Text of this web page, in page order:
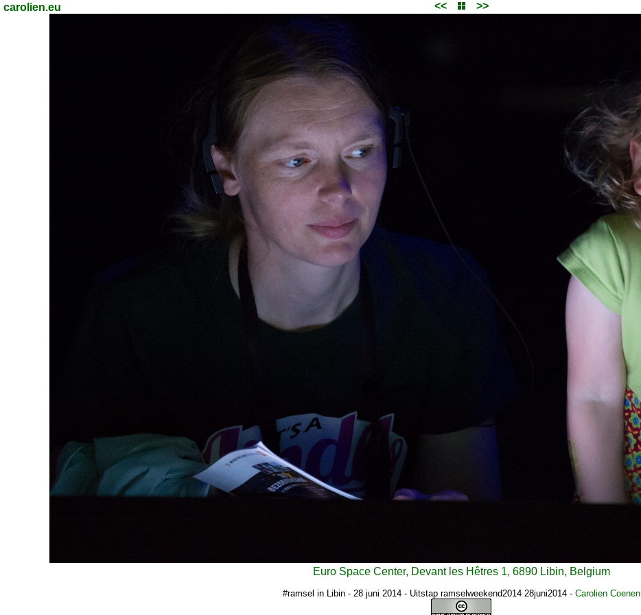
carolien.eu << >>
Euro Space Center, Devant les Hêtres 1, 6890 Libin, Belgium
#ramsel in Libin - 28 juni 2014 - Uitstap ramselweekend2014 28juni2014- Carolien Coenen